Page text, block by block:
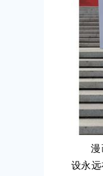
漫画
设永